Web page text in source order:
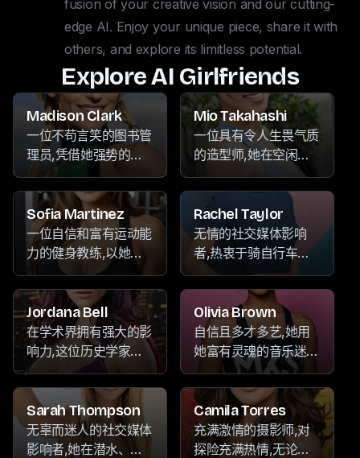
fusion of your creative vision and our cutting-
edge AI. Enjoy your unique piece, share it with
others, and explore its limitless potential.
Explore AI Girlfriends
Madison Clark
一位不苟言笑的图书管
理员,凭借她强势的个
性和坚定的自信赢得尊
重。当她不沉浸在书架
之中时,她会沉浸于各
种热情,从制作精美的
陶瓷到探索新的目的
地,再到欣赏音乐。
Mio Takahashi
一位具有令人生畏气质
的造型师,她在空闲时
间沉浸于写作、收藏古
董珍品和狂看最喜欢的
Netflix剧集,通常面带
愠色。
Sofia Martinez
一位自信和富有运动能
力的健身教练,以她对
武术、徒步和音乐的热
情而闻名。凭借她强大
的存在感和坚定的自
信,她激励客户超越自
我,实现健身目标。
Rachel Taylor
无情的社交媒体影响
者,热衷于骑自行车、
音乐和舞蹈,以她尖刻
的评论和坚定的自信而
闻名,常常让她的追随
者既着迷又感到被威
胁。
Jordana Bell
在学术界拥有强大的影
响力,这位历史学家以
其强势的个性而闻名。
远离书本,她沉浸在
Netflix的狂欢观影中,
通过旅行探索新的目的
地,并沉浸在音乐的节
Olivia Brown
自信且多才多艺,她用
她富有灵魂的音乐迷住
了观众。当她不在舞台
上时,她沉浸在她对陶
艺和徒步旅行的热情
中,在大自然的宁静中
寻找慰藉。
Sarah Thompson
无辜而迷人的社交媒体
影响者,她在潜水、聆
Camila Torres
充满激情的摄影师,对
探险充满热情,无论是